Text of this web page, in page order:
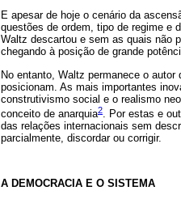
E apesar de hoje o cenário da
questões de ordem, tipo de regime e
Waltz descartou e sem as quais não
chegando à posição de grande
No entanto, Waltz permanece o
posicionam. As mais importantes
construtivismo social e o realismo
conceito de anarquia2
. Por estas e
das relações internacionais sem
parcialmente, discordar ou corrigir.
A DEMOCRACIA E O SISTEMA